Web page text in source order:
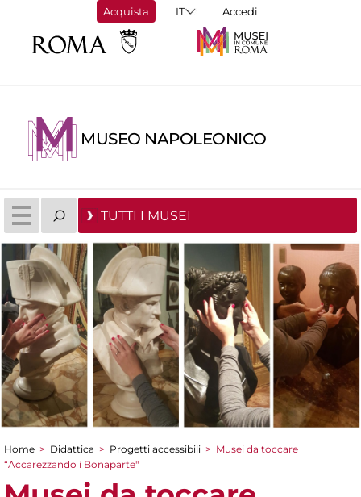
Acquista Accedi
MUSEO NAPOLEONICO
TUTTI I MUSEI
Tu sei qui
Home > Didattica > Progetti accessibili > Musei da toccare
“Accarezzando i Bonaparte"